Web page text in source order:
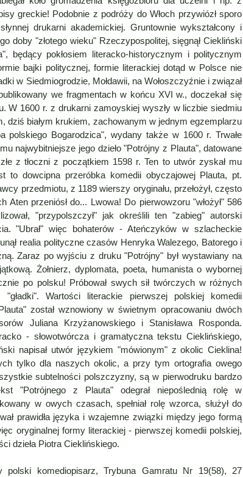
greckie! Podobnie z podróży do Włoch przywiózł sporo
drukarni akademickiej. Gruntownie wykształcony i
doby "złotego wieku" Rzeczypospolitej, sięgnął Ciekliński
będący pokłosiem literacko-historycznym i politycznym
bajki politycznej, formie literackiej dotąd w Polsce nie
w Siedmiogrodzie, Mołdawii, na Wołoszczyźnie i związał
we fragmentach w końcu XVI w., doczekał się
W 1600 r. z drukarni zamoyskiej wyszły w liczbie siedmiu
dziś białym krukiem, zachowanym w jednym egzemplarzu
polskiego Bogarodzica", wydany także w 1600 r. Trwałe
najwybitniejsze jego dzieło "Potrójny z Plauta", datowane
z tłoczni z początkiem 1598 r. Ten to utwór zyskał mu
to dowcipna przeróbka komedii obyczajowej Plauta, pt.
przedmiotu, z 1189 wierszy oryginału, przełożył, często
przeniósł do... Lwowa! Do pierwowzoru "włożył" 586
"przypolszczył" jak określili ten "zabieg" autorski
"Ubrał" więc bohaterów - Ateńczyków w szlacheckie
realia polityczne czasów Henryka Walezego, Batorego i
Zaraz po wyjściu z druku "Potrójny" był wystawiany na
Żołnierz, dyplomata, poeta, humanista o wybornej
po polsku! Próbował swych sił twórczych w różnych
Wartości literackie pierwszej polskiej komedii
został wznowiony w świetnym opracowaniu dwóch
Juliana Krzyżanowskiego i Stanisława Rosponda.
- słowotwórcza i gramatyczna tekstu Cieklińskiego,
napisał utwór językiem "mówionym" z okolic Cieklina!
tylko dla naszych okolic, a przy tym ortografia owego
subtelności polszczyzny, są w pierwodruku bardzo
"Potrójnego z Plauta" odegrał niepoślednią rolę w
w owych czasach, spełniał rolę wzorca, służył do
prawidła języka i wzajemne związki między jego formą
oryginalnej formy literackiej - pierwszej komedii polskiej,
dzieła Piotra Cieklińskiego.
polski komediopisarz, Trybuna Gamratu Nr 19(58), 27